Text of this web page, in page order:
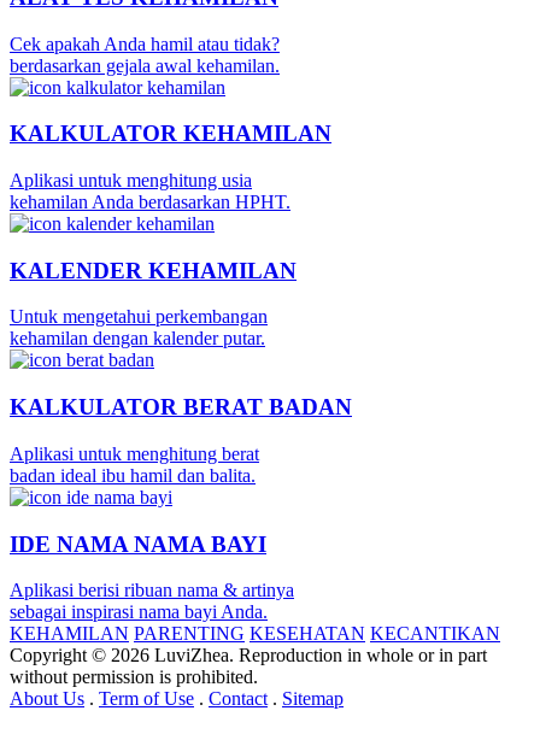
Cek apakah Anda hamil atau tidak?
berdasarkan gejala awal kehamilan.
KALKULATOR KEHAMILAN
Aplikasi untuk menghitung usia
kehamilan Anda berdasarkan HPHT.
KALENDER KEHAMILAN
Untuk mengetahui perkembangan
kehamilan dengan kalender putar.
KALKULATOR BERAT BADAN
Aplikasi untuk menghitung berat
badan ideal ibu hamil dan balita.
IDE NAMA NAMA BAYI
Aplikasi berisi ribuan nama & artinya
sebagai inspirasi nama bayi Anda.
KEHAMILAN PARENTING KESEHATAN KECANTIKAN
Copyright © 2026 LuviZhea. Reproduction in whole or in part
without permission is prohibited.
About Us . Term of Use . Contact . Sitemap